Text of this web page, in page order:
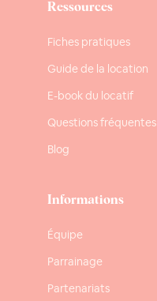
Ressources
Fiches pratiques
Guide de la location
E-book du locatif
Questions fréquentes
Blog
Informations
Équipe
Parrainage
Partenariats